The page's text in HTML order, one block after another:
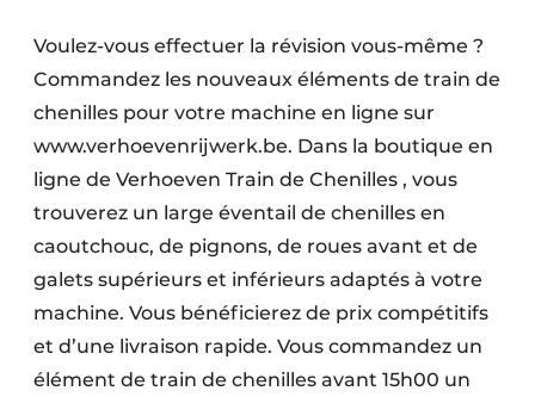
Voulez-vous effectuer la révision vous-même ?
Commandez les nouveaux éléments de train de
chenilles pour votre machine en ligne sur
www.verhoevenrijwerk.be. Dans la boutique en
ligne de Verhoeven Train de Chenilles , vous
trouverez un large éventail de chenilles en
caoutchouc, de pignons, de roues avant et de
galets supérieurs et inférieurs adaptés à votre
machine. Vous bénéficierez de prix compétitifs
et d’une livraison rapide. Vous commandez un
élément de train de chenilles avant 15h00 un